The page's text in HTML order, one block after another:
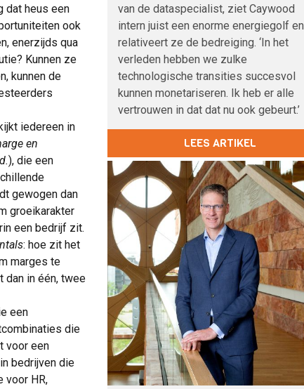
dat heus een
ook
enerzijds qua
Kunnen ze
kunnen de
iedereen in
en
), die een
gewogen dan
groeikarakter
een bedrijf zit.
: hoe zit het
marges te
dan in één, twee
een
die
voor een
bedrijven die
voor HR,
van de dataspecialist, ziet Caywood
intern juist een enorme energiegolf en
relativeert ze de bedreiging. ‘In het
verleden hebben we zulke
technologische transities succesvol
kunnen monetariseren. Ik heb er alle
vertrouwen in dat dat nu ook gebeurt.’
LEES ARTIKEL